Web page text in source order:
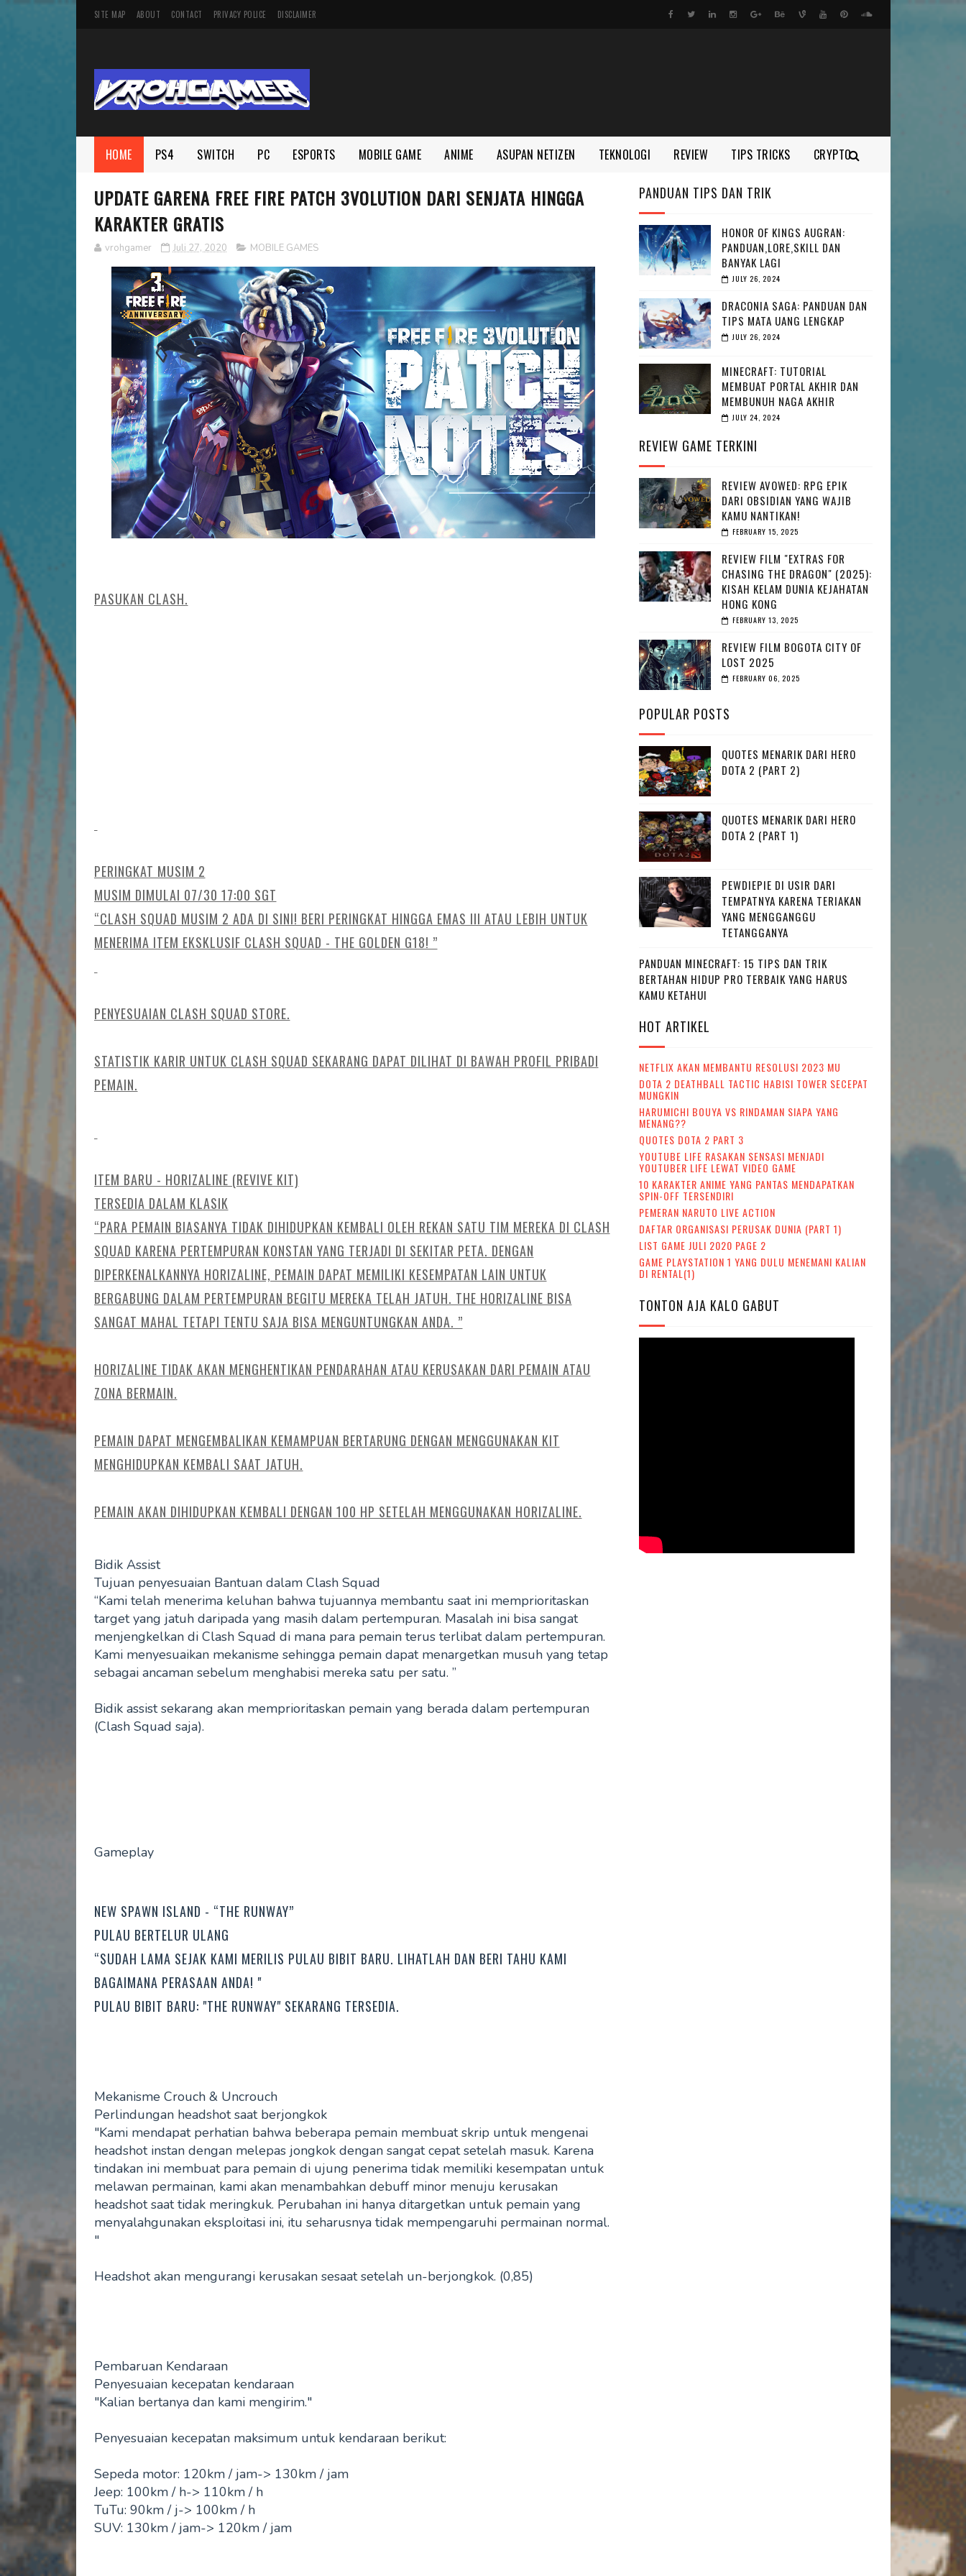
SITE MAP ABOUT CONTACT PRIVACY POLICE DISCLAIMER
HOME PS4 SWITCH PC ESPORTS MOBILE GAME ANIME ASUPAN NETIZEN TEKNOLOGI REVIEW TIPS TRICKS CRYPTO
UPDATE GARENA FREE FIRE PATCH 3VOLUTION DARI SENJATA HINGGA
KARAKTER GRATIS
vrohgamer Juli 27, 2020 MOBILE GAMES
PASUKAN CLASH.
PERINGKAT MUSIM 2
MUSIM DIMULAI 07/30 17:00 SGT
“CLASH SQUAD MUSIM 2 ADA DI SINI! BERI PERINGKAT HINGGA EMAS III ATAU LEBIH UNTUK
MENERIMA ITEM EKSKLUSIF CLASH SQUAD - THE GOLDEN G18! ”
PENYESUAIAN CLASH SQUAD STORE.
STATISTIK KARIR UNTUK CLASH SQUAD SEKARANG DAPAT DILIHAT DI BAWAH PROFIL PRIBADI
PEMAIN.
ITEM BARU - HORIZALINE (REVIVE KIT)
TERSEDIA DALAM KLASIK
“PARA PEMAIN BIASANYA TIDAK DIHIDUPKAN KEMBALI OLEH REKAN SATU TIM MEREKA DI CLASH
SQUAD KARENA PERTEMPURAN KONSTAN YANG TERJADI DI SEKITAR PETA. DENGAN
DIPERKENALKANNYA HORIZALINE, PEMAIN DAPAT MEMILIKI KESEMPATAN LAIN UNTUK
BERGABUNG DALAM PERTEMPURAN BEGITU MEREKA TELAH JATUH. THE HORIZALINE BISA
SANGAT MAHAL TETAPI TENTU SAJA BISA MENGUNTUNGKAN ANDA. ”
HORIZALINE TIDAK AKAN MENGHENTIKAN PENDARAHAN ATAU KERUSAKAN DARI PEMAIN ATAU
ZONA BERMAIN.
PEMAIN DAPAT MENGEMBALIKAN KEMAMPUAN BERTARUNG DENGAN MENGGUNAKAN KIT
MENGHIDUPKAN KEMBALI SAAT JATUH.
PEMAIN AKAN DIHIDUPKAN KEMBALI DENGAN 100 HP SETELAH MENGGUNAKAN HORIZALINE.
Bidik Assist
Tujuan penyesuaian Bantuan dalam Clash Squad
“Kami telah menerima keluhan bahwa tujuannya membantu saat ini memprioritaskan
target yang jatuh daripada yang masih dalam pertempuran. Masalah ini bisa sangat
menjengkelkan di Clash Squad di mana para pemain terus terlibat dalam pertempuran.
Kami menyesuaikan mekanisme sehingga pemain dapat menargetkan musuh yang tetap
sebagai ancaman sebelum menghabisi mereka satu per satu. ”
Bidik assist sekarang akan memprioritaskan pemain yang berada dalam pertempuran
(Clash Squad saja).
Gameplay
NEW SPAWN ISLAND - “THE RUNWAY”
PULAU BERTELUR ULANG
“SUDAH LAMA SEJAK KAMI MERILIS PULAU BIBIT BARU. LIHATLAH DAN BERI TAHU KAMI
BAGAIMANA PERASAAN ANDA! "
PULAU BIBIT BARU: "THE RUNWAY" SEKARANG TERSEDIA.
Mekanisme Crouch & Uncrouch
Perlindungan headshot saat berjongkok
"Kami mendapat perhatian bahwa beberapa pemain membuat skrip untuk mengenai
headshot instan dengan melepas jongkok dengan sangat cepat setelah masuk. Karena
tindakan ini membuat para pemain di ujung penerima tidak memiliki kesempatan untuk
melawan permainan, kami akan menambahkan debuff minor menuju kerusakan
headshot saat tidak meringkuk. Perubahan ini hanya ditargetkan untuk pemain yang
menyalahgunakan eksploitasi ini, itu seharusnya tidak mempengaruhi permainan normal.
"
Headshot akan mengurangi kerusakan sesaat setelah un-berjongkok. (0,85)
Pembaruan Kendaraan
Penyesuaian kecepatan kendaraan
"Kalian bertanya dan kami mengirim."
Penyesuaian kecepatan maksimum untuk kendaraan berikut:
Sepeda motor: 120km / jam-> 130km / jam
Jeep: 100km / h-> 110km / h
TuTu: 90km / j-> 100km / h
SUV: 130km / jam-> 120km / jam
PANDUAN TIPS DAN TRIK
HONOR OF KINGS AUGRAN:
PANDUAN,LORE,SKILL DAN
BANYAK LAGI
JULY 26, 2024
DRACONIA SAGA: PANDUAN DAN
TIPS MATA UANG LENGKAP
JULY 26, 2024
MINECRAFT: TUTORIAL
MEMBUAT PORTAL AKHIR DAN
MEMBUNUH NAGA AKHIR
JULY 24, 2024
REVIEW GAME TERKINI
REVIEW AVOWED: RPG EPIK
DARI OBSIDIAN YANG WAJIB
KAMU NANTIKAN!
FEBRUARY 15, 2025
REVIEW FILM "EXTRAS FOR
CHASING THE DRAGON" (2025):
KISAH KELAM DUNIA KEJAHATAN
HONG KONG
FEBRUARY 13, 2025
REVIEW FILM BOGOTA CITY OF
LOST 2025
FEBRUARY 06, 2025
POPULAR POSTS
QUOTES MENARIK DARI HERO
DOTA 2 (PART 2)
QUOTES MENARIK DARI HERO
DOTA 2 (PART 1)
PEWDIEPIE DI USIR DARI
TEMPATNYA KARENA TERIAKAN
YANG MENGGANGGU
TETANGGANYA
PANDUAN MINECRAFT: 15 TIPS DAN TRIK
BERTAHAN HIDUP PRO TERBAIK YANG HARUS
KAMU KETAHUI
HOT ARTIKEL
NETFLIX AKAN MEMBANTU RESOLUSI 2023 MU
DOTA 2 DEATHBALL TACTIC HABISI TOWER SECEPAT
MUNGKIN
HARUMICHI BOUYA VS RINDAMAN SIAPA YANG
MENANG??
QUOTES DOTA 2 PART 3
YOUTUBE LIFE RASAKAN SENSASI MENJADI
YOUTUBER LIFE LEWAT VIDEO GAME
10 KARAKTER ANIME YANG PANTAS MENDAPATKAN
SPIN-OFF TERSENDIRI
PEMERAN NARUTO LIVE ACTION
DAFTAR ORGANISASI PERUSAK DUNIA (PART 1)
LIST GAME JULI 2020 PAGE 2
GAME PLAYSTATION 1 YANG DULU MENEMANI KALIAN
DI RENTAL(1)
TONTON AJA KALO GABUT